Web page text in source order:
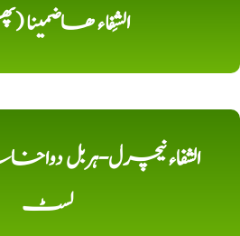
الشِفاء ھاضمینا
الشفاء نیچرل-ہربل
لسٹ